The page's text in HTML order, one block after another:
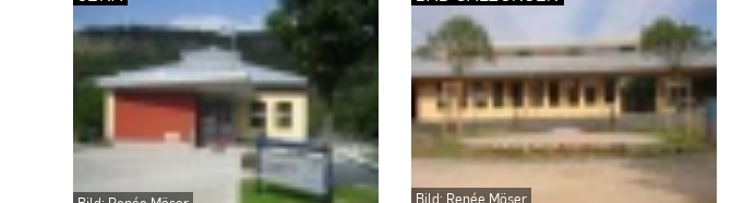
Bild: Renée Möser